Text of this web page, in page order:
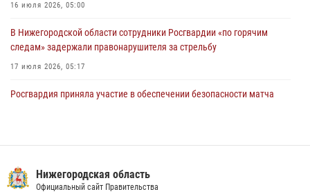
16 июля 2026, 05:00
В Нижегородской области сотрудники Росгвардии «по горячим
следам» задержали правонарушителя за стрельбу
17 июля 2026, 05:17
Росгвардия приняла участие в обеспечении безопасности матча
святого равноапостольного князя Владимира
28 июля 2026, 15:39 2
Нижегородская область
Официальный сайт Правительства